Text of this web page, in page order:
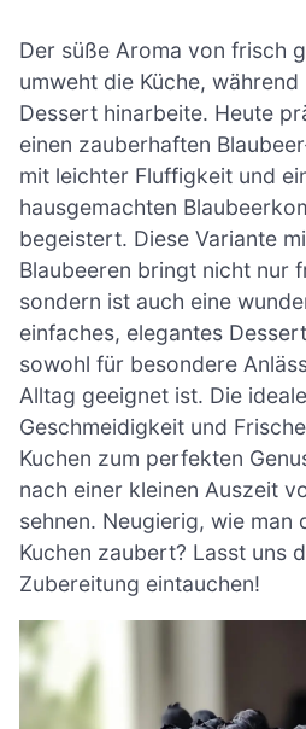
Der süße Aroma von frisch
umweht die Küche,
Dessert hinarbeite. Heute
einen zauberhaften
mit leichter Fluffigkeit und
hausgemachten
begeistert. Diese Variante
Blaubeeren bringt nicht nur
sondern ist auch eine
einfaches, elegantes
sowohl für besondere
Alltag geeignet ist. Die
Geschmeidigkeit und
Kuchen zum perfekten
nach einer kleinen Auszeit
sehnen. Neugierig, wie man
Kuchen zaubert? Lasst uns
Zubereitung eintauchen!